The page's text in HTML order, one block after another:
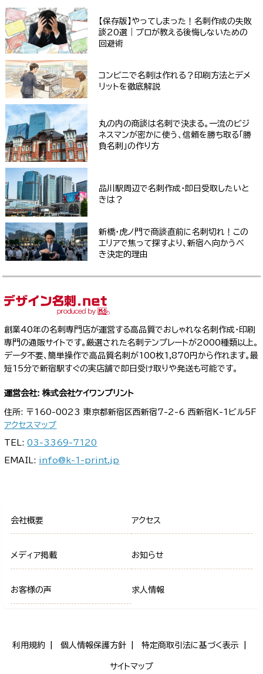
【保存版】やってしまった！名刺作成の失敗
談20選｜プロが教える後悔しないための
回避術
コンビニで名刺は作れる？印刷方法とデメ
リットを徹底解説
丸の内の商談は名刺で決まる。一流のビジ
ネスマンが密かに使う、信頼を勝ち取る「勝
負名刺」の作り方
品川駅周辺で名刺作成・即日受取したいと
きは？
新橋・虎ノ門で商談直前に名刺切れ！この
エリアで焦って探すより、新宿へ向かうべ
き決定的理由
創業40年の名刺専門店が運営する高品質でおしゃれな名刺作成・印刷
専門の通販サイトです。厳選された名刺テンプレートが2000種類以上。
データ不要、簡単操作で高品質名刺が100枚1,870円から作れます。最
短15分で新宿駅すぐの実店舗で即日受け取りや発送も可能です。
運営会社: 株式会社ケイワンプリント
住所: 〒160-0023 東京都新宿区西新宿7-2-6 西新宿K-1ビル5F
アクセスマップ
TEL:03-3369-7120
EMAIL: info@k-1-print.jp
会社概要 アクセス
メディア掲載 お知らせ
お客様の声 求人情報
利用規約 個人情報保護方針 特定商取引法に基づく表示
サイトマップ